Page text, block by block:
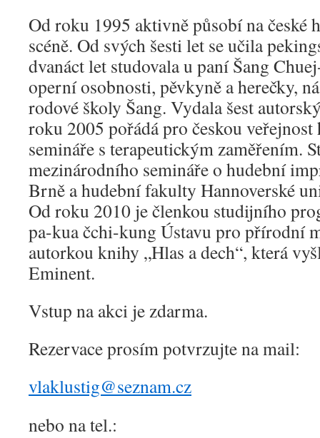
Od roku 1995 aktivně působí na české
scéně. Od svých šesti let se učila
dvanáct let studovala u paní Šang
operní osobnosti, pěvkyně a herečky,
rodové školy Šang. Vydala šest
roku 2005 pořádá pro českou veřejnost
semináře s terapeutickým zaměřením.
mezinárodního semináře o hudební
Brně a hudební fakulty Hannoverské
Od roku 2010 je členkou studijního
pa-kua čchi-kung Ústavu pro přírodní
autorkou knihy „Hlas a dech“, která
Eminent.
Vstup na akci je zdarma.
Rezervace prosím potvrzujte na mail:
vlaklustig@seznam.cz
nebo na tel.: